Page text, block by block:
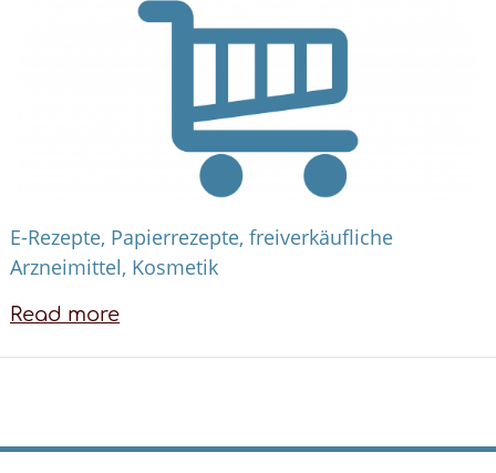
wichtig!
E-Rezepte, Papierrezepte, freiverkäufliche
Arzneimittel, Kosmetik
Read more